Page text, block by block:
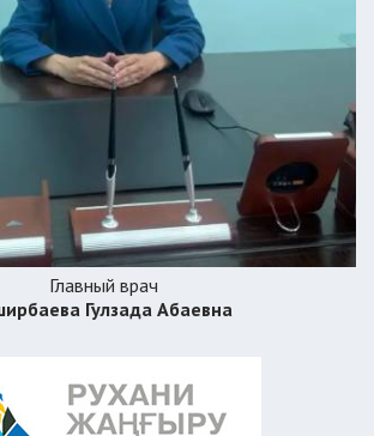
Главный врач
Гулзада Абаевна